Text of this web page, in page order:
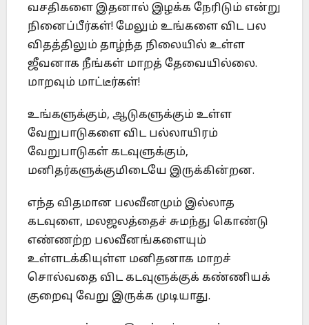
வசதிகளை இதனால் இழக்க நேரிடும் என்று
நினைப்பீர்கள்! மேலும் உங்களை விட பல
விதத்திலும் தாழ்ந்த நிலையில் உள்ள
ஜீவனாக நீங்கள் மாறத் தேவையில்லை.
மாறவும் மாட்டீர்கள்!
உங்களுக்கும், ஆடுகளுக்கும் உள்ள
வேறுபாடுகளை விட பல்லாயிரம்
வேறுபாடுகள் கடவுளுக்கும்,
மனிதர்களுக்குமிடையே இருக்கின்றன.
எந்த விதமான பலவீனமும் இல்லாத
கடவுளை, மலஜலத்தைச் சுமந்து கொண்டு
எண்ணற்ற பலவீனங்களையும்
உள்ளடக்கியுள்ள மனிதனாக மாறச்
சொல்வதை விட கடவுளுக்குக் கண்ணியக்
குறைவு வேறு இருக்க முடியாது.